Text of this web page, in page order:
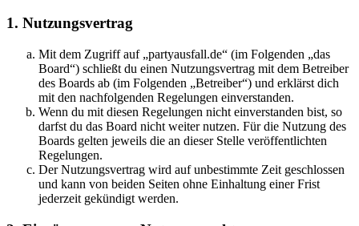
1. Nutzungsvertrag
Mit dem Zugriff auf „partyausfall.de“ (im Folgenden „das
Board“) schließt du einen Nutzungsvertrag mit dem Betreiber
des Boards ab (im Folgenden „Betreiber“) und erklärst dich
mit den nachfolgenden Regelungen einverstanden.
Wenn du mit diesen Regelungen nicht einverstanden bist, so
darfst du das Board nicht weiter nutzen. Für die Nutzung des
Boards gelten jeweils die an dieser Stelle veröffentlichten
Regelungen.
Der Nutzungsvertrag wird auf unbestimmte Zeit geschlossen
und kann von beiden Seiten ohne Einhaltung einer Frist
jederzeit gekündigt werden.